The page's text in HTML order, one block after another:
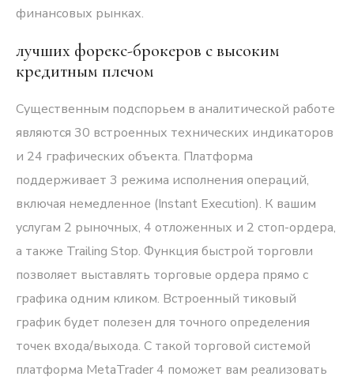
финансовых рынках.
лучших форекс-брокеров с высоким
кредитным плечом
Существенным подспорьем в аналитической работе
являются 30 встроенных технических индикаторов
и 24 графических объекта. Платформа
поддерживает 3 режима исполнения операций,
включая немедленное (Instant Execution). К вашим
услугам 2 рыночных, 4 отложенных и 2 стоп-ордера,
а также Trailing Stop. Функция быстрой торговли
позволяет выставлять торговые ордера прямо с
графика одним кликом. Встроенный тиковый
график будет полезен для точного определения
точек входа/выхода. С такой торговой системой
платформа MetaTrader 4 поможет вам реализовать